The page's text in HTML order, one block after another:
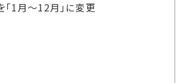
1月～12月」に変更